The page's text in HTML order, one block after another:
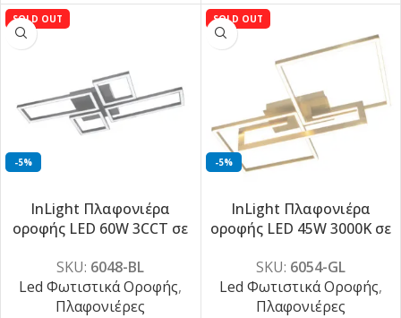
-5%
SOLD OUT
InLight Πλαφονιέρα
οροφής LED 60W 3CCT σε
(6048-BL)
SKU: 6048-BL
Led Φωτιστικά Οροφής,
Πλαφονιέρες
-5%
SOLD OUT
InLight Πλαφονιέρα
οροφής LED 45W 3000Κ σε
D:70cm (6054-GL)
SKU: 6054-GL
Led Φωτιστικά Οροφής,
Πλαφονιέρες